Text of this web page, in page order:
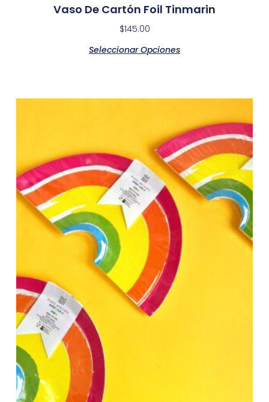
Vaso De Cartón Foil Tinmarin
$145.00
Seleccionar Opciones